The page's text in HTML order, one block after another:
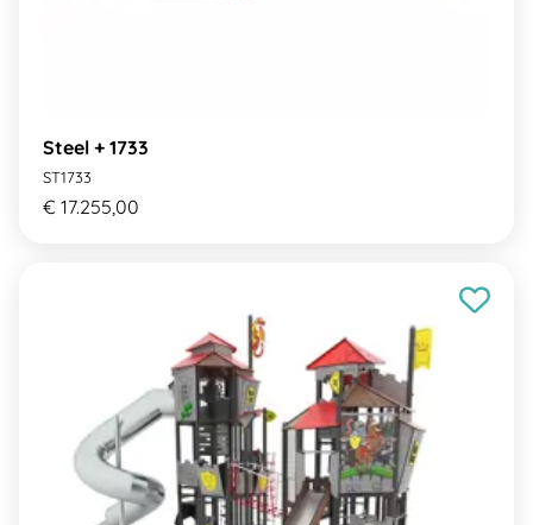
Steel + 1733
ST1733
€ 17.255,00